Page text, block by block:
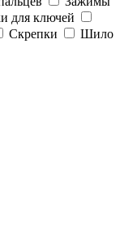
для ключей
Скрепки
Шило